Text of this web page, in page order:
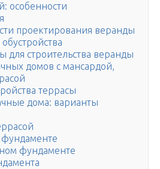
особенности
проектирования веранды
для строительства веранды
домов с мансардой,
террасы
дома: варианты
фундаменте